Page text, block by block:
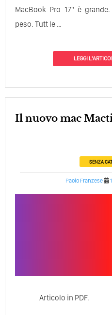
MacBook Pro 17" è
peso. Tutt le …
LEGGI
Il nuovo mac
SENZA
Paolo Franzese
Articolo in PDF.